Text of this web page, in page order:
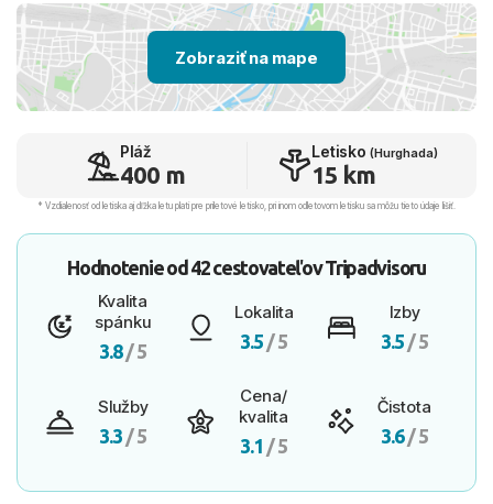
Zobraziť na mape
Pláž
400 m
Letisko (Hurghada)
15 km
* Vzdialenosť od letiska aj dľžka letu platí pre príletové letisko, pri inom odletovom letisku sa môžu tieto údaje líšiť.
Hodnotenie od 42 cestovateľovTripadvisoru
Kvalita
spánku
3.8/ 5
Lokalita
3.5 / 5
Izby
3.5 / 5
Služby
3.3 / 5
Cena/
kvalita
3.1 / 5
Čistota
3.6/ 5